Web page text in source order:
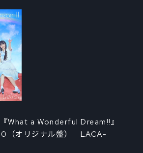
What a Wonderful Dream!!』
（オリジナル盤） LACA-